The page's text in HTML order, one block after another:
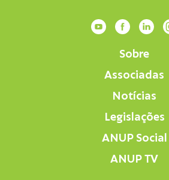
Sobre
Associadas
Notícias
Legislações
ANUP Social
ANUP TV